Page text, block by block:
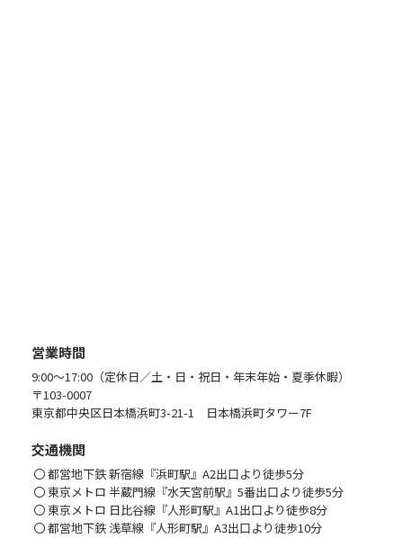
営業時間
9:00〜17:00（定休日／土・日・祝日・年末年始・夏季休暇）
〒103-0007
東京都中央区日本橋浜町3-21-1 日本橋浜町タワー7F
交通機関
都営地下鉄 新宿線『浜町駅』A2出口より徒歩5分
東京メトロ 半蔵門線『水天宮前駅』5番出口より徒歩5分
東京メトロ 日比谷線『人形町駅』A1出口より徒歩8分
都営地下鉄 浅草線『人形町駅』A3出口より徒歩10分